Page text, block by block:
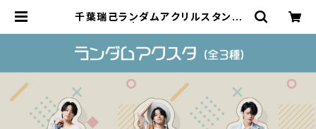
千葉瑞己ランダムアクリルスタンド